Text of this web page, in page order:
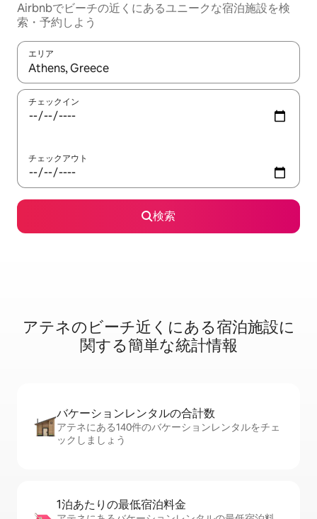
Airbnbでビーチの近くにあるユニークな宿泊施設を検
索・予約しよう
エリア
検索結果が表示されたら、上下の矢印キーを使って移動するか
チェックイン
チェックアウト
検索
アテネのビ⁠ー⁠チ⁠近⁠く⁠に⁠あ⁠る宿⁠泊⁠施⁠設⁠に
関⁠す⁠る簡⁠単⁠な統⁠計⁠情⁠報
バケーションレ⁠ン⁠タ⁠ル⁠の合⁠計⁠数
アテネにある140件のバケーションレンタルをチェ
ックしましょう
1泊あたりの最⁠低⁠宿⁠泊⁠料⁠金